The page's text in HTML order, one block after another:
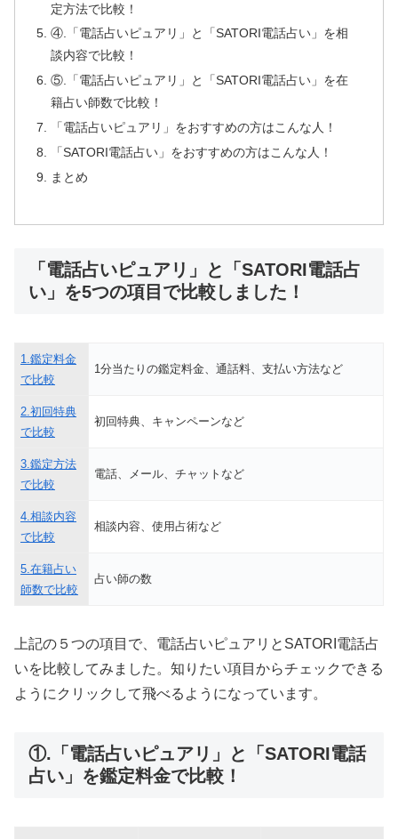
定方法で比較！
④.「電話占いピュアリ」と「SATORI電話占い」を相
談内容で比較！
⑤.「電話占いピュアリ」と「SATORI電話占い」を在
籍占い師数で比較！
「電話占いピュアリ」をおすすめの方はこんな人！
「SATORI電話占い」をおすすめの方はこんな人！
まとめ
「電話占いピュアリ」と「SATORI電話占
い」を5つの項目で比較しました！
1.鑑定料金
で比較
1分当たりの鑑定料金、通話料、支払い方法など
2.初回特典
で比較
初回特典、キャンペーンなど
3.鑑定方法
で比較
電話、メール、チャットなど
4.相談内容
で比較
相談内容、使用占術など
5.在籍占い
師数で比較
占い師の数
上記の５つの項目で、電話占いピュアリとSATORI電話占
いを比較してみました。知りたい項目からチェックできる
ようにクリックして飛べるようになっています。
①.「電話占いピュアリ」と「SATORI電話
占い」を鑑定料金で比較！